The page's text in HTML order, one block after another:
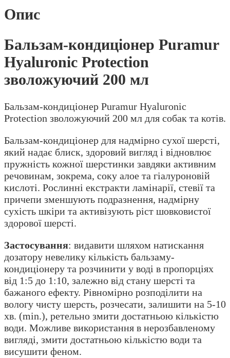
Опис
Бальзам-кондиціонер Puramur
Hyaluronic Protection
зволожуючий 200 мл
Бальзам-кондиціонер Puramur Hyaluronic
Protection зволожуючий 200 мл для собак та котів.
Бальзам-кондиціонер для надмірно сухої шерсті,
який надає блиск, здоровий вигляд і відновлює
пружність кожної шерстинки завдяки активним
речовинам, зокрема, соку алое та гіалуроновій
кислоті. Рослинні екстракти ламінарії, стевії та
причепи зменшують подразнення, надмірну
сухість шкіри та активізують ріст шовковистої
здорової шерсті.
Застосування: видавити шляхом натискання
дозатору невелику кількість бальзаму-
кондиціонеру та розчинити у воді в пропорціях
від 1:5 до 1:10, залежно від стану шерсті та
бажаного ефекту. Рівномірно розподілити на
вологу чисту шерсть, розчесати, залишити на 5-10
хв. (min.), ретельно змити достатньою кількістю
води. Можливе використання в нерозбавленому
вигляді, змити достатньою кількістю води та
висушити феном.